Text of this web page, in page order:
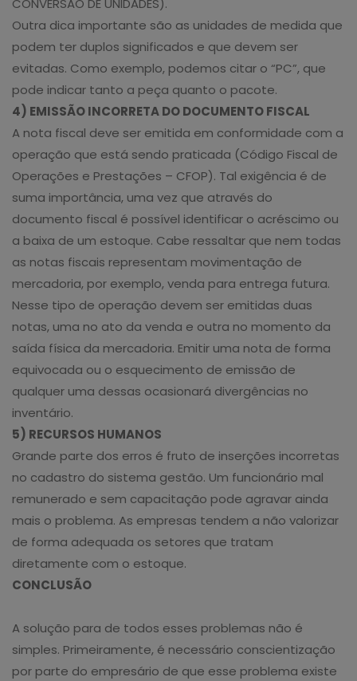
CONVERSÃO DE UNIDADES).
Outra dica importante são as unidades de medida que
podem ter duplos significados e que devem ser
evitadas. Como exemplo, podemos citar o “PC”, que
pode indicar tanto a peça quanto o pacote.
4) EMISSÃO INCORRETA DO DOCUMENTO FISCAL
A nota fiscal deve ser emitida em conformidade com a
operação que está sendo praticada (Código Fiscal de
Operações e Prestações – CFOP). Tal exigência é de
suma importância, uma vez que através do
documento fiscal é possível identificar o acréscimo ou
a baixa de um estoque. Cabe ressaltar que nem todas
as notas fiscais representam movimentação de
mercadoria, por exemplo, venda para entrega futura.
Nesse tipo de operação devem ser emitidas duas
notas, uma no ato da venda e outra no momento da
saída física da mercadoria. Emitir uma nota de forma
equivocada ou o esquecimento de emissão de
qualquer uma dessas ocasionará divergências no
inventário.
5) RECURSOS HUMANOS
Grande parte dos erros é fruto de inserções incorretas
no cadastro do sistema gestão. Um funcionário mal
remunerado e sem capacitação pode agravar ainda
mais o problema. As empresas tendem a não valorizar
de forma adequada os setores que tratam
diretamente com o estoque.
CONCLUSÃO
A solução para de todos esses problemas não é
simples. Primeiramente, é necessário conscientização
por parte do empresário de que esse problema existe